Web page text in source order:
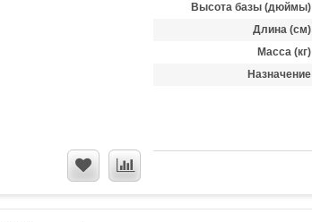
Высота базы (дюймы)
Длина (см)
Масса (кг)
Назначение